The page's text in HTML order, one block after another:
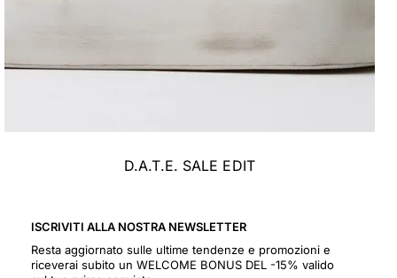
D.A.T.E. SALE EDIT
ISCRIVITI ALLA NOSTRA NEWSLETTER
Resta aggiornato sulle ultime tendenze e promozioni e
riceverai subito un WELCOME BONUS DEL -15% valido